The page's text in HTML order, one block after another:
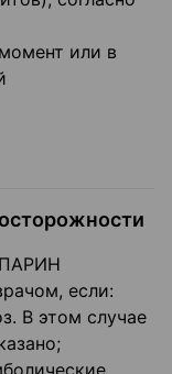
или в
если:
В этом случае